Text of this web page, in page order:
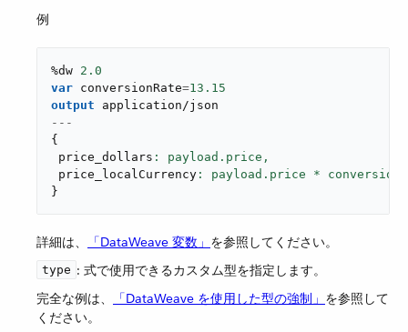
例
%dw 2.0
var conversionRate=13.15
output
application/json
---
{
price_dollars : payload.price,
price_localCurrency
}
詳細は、​ 「DataWeave 変数」 ​を参照してください。
type ​: 式で使用できるカスタム型を指定します。
完全な例は、​
「DataWeave を使用した型の強制」 ​を参照して
ください。